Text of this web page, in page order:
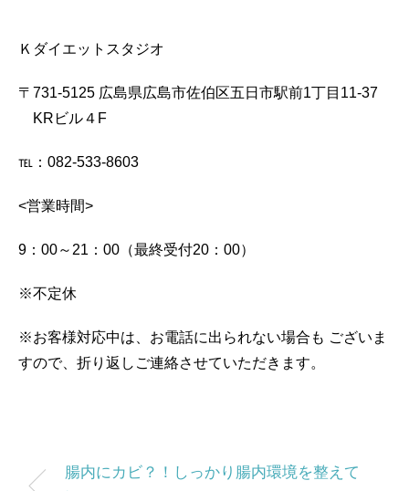
Ｋダイエットスタジオ
〒731-5125 広島県広島市佐伯区五日市駅前1丁目11-37
KRビル４F
℡：082-533-8603
<営業時間>
9：00～21：00（最終受付20：00）
※不定休
※お客様対応中は、お電話に出られない場合も ございま
すので、折り返しご連絡させていただきます。
腸内にカビ？！しっかり腸内環境を整えて